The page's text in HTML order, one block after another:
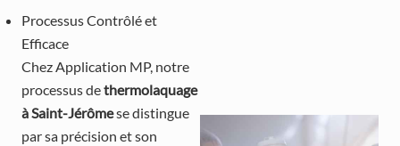
Processus Contrôlé et
Efficace
Chez Application MP, notre
processus dethermolaquage
à Saint-Jérômese distingue
par sa précision et son